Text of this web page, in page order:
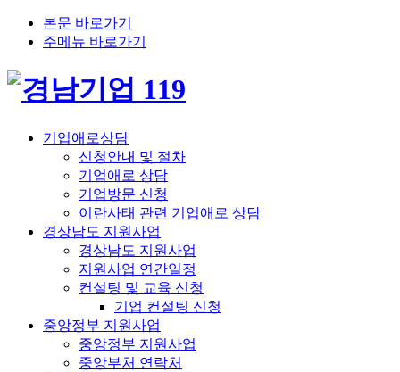
본문 바로가기
주메뉴 바로가기
기업애로상담
신청안내 및 절차
기업애로 상담
기업방문 신청
이란사태 관련 기업애로 상담
경상남도 지원사업
경상남도 지원사업
지원사업 연간일정
컨설팅 및 교육 신청
기업 컨설팅 신청
중앙정부 지원사업
중앙정부 지원사업
중앙부처 연락처